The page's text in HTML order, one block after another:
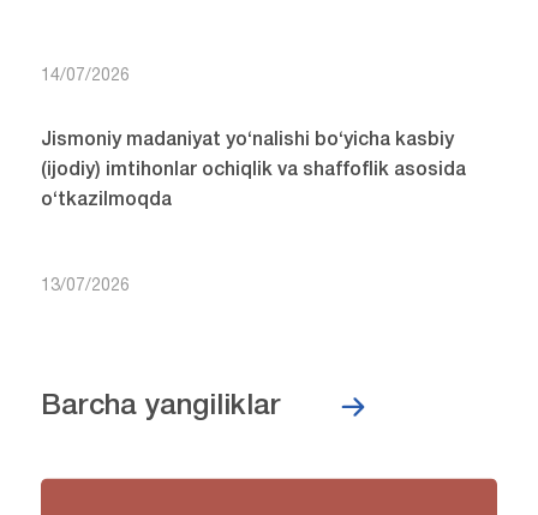
14/07/2026
Jismoniy madaniyat yo‘nalishi bo‘yicha kasbiy
(ijodiy) imtihonlar ochiqlik va shaffoflik asosida
o‘tkazilmoqda
13/07/2026
Barcha yangiliklar